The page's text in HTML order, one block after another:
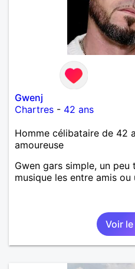
Gwenj
Chartres - 42 ans
Homme célibataire de 42
amoureuse
Gwen gars simple, un peu
musique les entre amis ou
Voir